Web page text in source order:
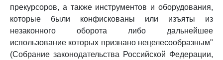
прекурсоров, а также инструментов и оборудования,
которые были конфискованы или изъяты из
незаконного оборота либо дальнейшее
использование которых признано нецелесообразным"
(Собрание законодательства Российской Федерации,